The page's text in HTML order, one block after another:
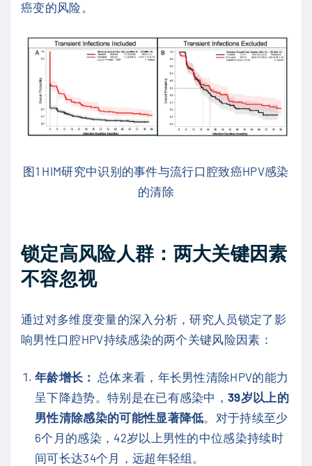
癌变的风险。
图1 HIM研究中识别的事件与流行口腔致癌HPV感染
的清除
锁定高风险人群：两大关键因素
不容忽视
通过对多维度变量的深入分析，研究人员锁定了影
响男性口腔HPV持续感染的两个关键风险因素：
年龄增长： 总体来看，年长男性清除HPV的能力
呈下降趋势。特别是在已有感染中，39岁以上的
男性清除感染的可能性显著降低。对于持续至少
6个月的感染，42岁以上男性的中位感染持续时
间可长达34个月，远超年轻组。